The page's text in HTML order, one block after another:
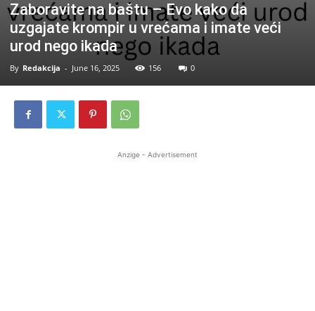
Zaboravite na baštu – Evo kako da
uzgajate krompir u vrećama i imate veći
urod nego ikada
By Redakcija - June 16, 2025 156 0
Anzige - Advertisement